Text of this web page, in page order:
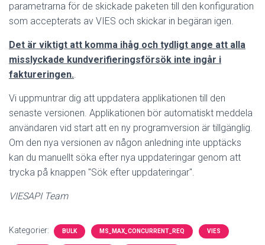
parametrarna för de skickade paketen till den konfiguration
som accepterats av VIES och skickar in begäran igen.
Det är viktigt att komma ihåg och tydligt ange att alla
misslyckade kundverifieringsförsök inte ingår i
faktureringen..
Vi uppmuntrar dig att uppdatera applikationen till den
senaste versionen. Applikationen bör automatiskt meddela
användaren vid start att en ny programversion är tillgänglig.
Om den nya versionen av någon anledning inte upptäcks
kan du manuellt söka efter nya uppdateringar genom att
trycka på knappen "Sök efter uppdateringar".
VIESAPI Team
Kategorier: BULK MS_MAX_CONCURRENT_REQ VIES